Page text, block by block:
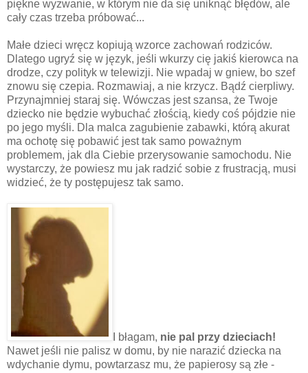
piękne wyzwanie, w którym nie da się uniknąć błędów, ale
cały czas trzeba próbować...
Małe dzieci wręcz kopiują wzorce zachowań rodziców.
Dlatego ugryź się w język, jeśli wkurzy cię jakiś kierowca na
drodze, czy polityk w telewizji. Nie wpadaj w gniew, bo szef
znowu się czepia. Rozmawiaj, a nie krzycz. Bądź cierpliwy.
Przynajmniej staraj się. Wówczas jest szansa, że Twoje
dziecko nie będzie wybuchać złością, kiedy coś pójdzie nie
po jego myśli. Dla malca zagubienie zabawki, którą akurat
ma ochotę się pobawić jest tak samo poważnym
problemem, jak dla Ciebie przerysowanie samochodu. Nie
wystarczy, że powiesz mu jak radzić sobie z frustracją, musi
widzieć, że ty postępujesz tak samo.
I błagam, nie pal przy dzieciach!
Nawet jeśli nie palisz w domu, by nie narazić dziecka na
wdychanie dymu, powtarzasz mu, że papierosy są złe -